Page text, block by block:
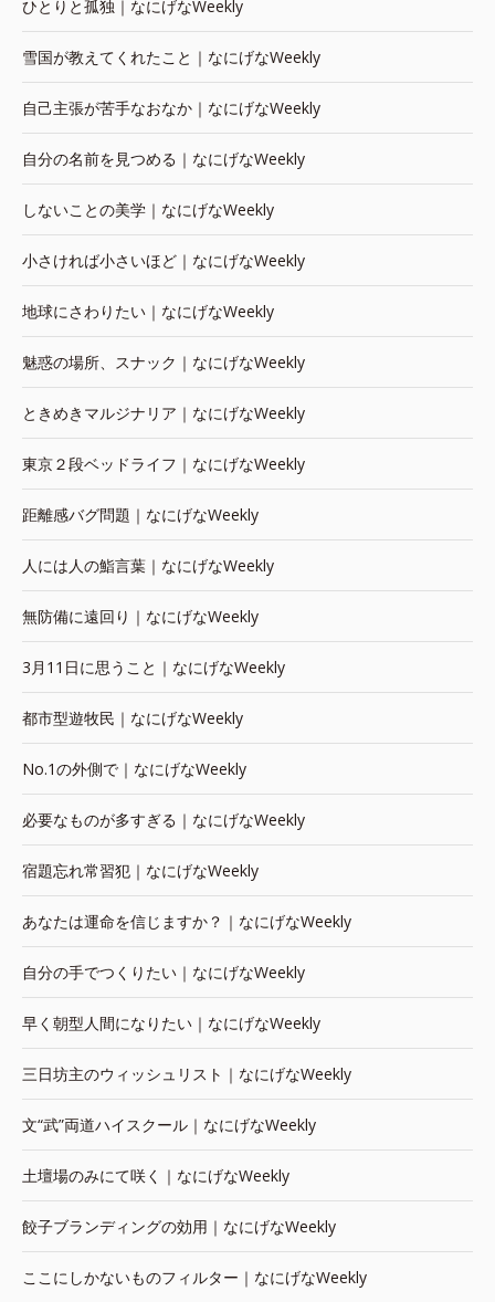
ひとりと孤独｜なにげなWeekly
雪国が教えてくれたこと｜なにげなWeekly
自己主張が苦手なおなか｜なにげなWeekly
自分の名前を見つめる｜なにげなWeekly
しないことの美学｜なにげなWeekly
小さければ小さいほど｜なにげなWeekly
地球にさわりたい｜なにげなWeekly
魅惑の場所、スナック｜なにげなWeekly
ときめきマルジナリア｜なにげなWeekly
東京２段ベッドライフ｜なにげなWeekly
距離感バグ問題｜なにげなWeekly
人には人の鮨言葉｜なにげなWeekly
無防備に遠回り｜なにげなWeekly
3月11日に思うこと｜なにげなWeekly
都市型遊牧民｜なにげなWeekly
No.1の外側で｜なにげなWeekly
必要なものが多すぎる｜なにげなWeekly
宿題忘れ常習犯｜なにげなWeekly
あなたは運命を信じますか？｜なにげなWeekly
自分の手でつくりたい｜なにげなWeekly
早く朝型人間になりたい｜なにげなWeekly
三日坊主のウィッシュリスト｜なにげなWeekly
文“武”両道ハイスクール｜なにげなWeekly
土壇場のみにて咲く｜なにげなWeekly
餃子ブランディングの効用｜なにげなWeekly
ここにしかないものフィルター｜なにげなWeekly